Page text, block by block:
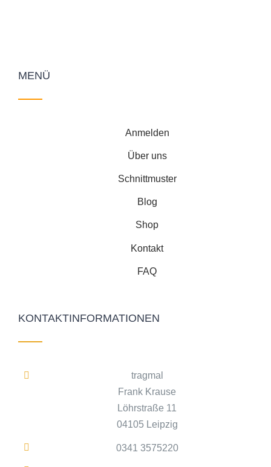
MENÜ
Anmelden
Über uns
Schnittmuster
Blog
Shop
Kontakt
FAQ
KONTAKTINFORMATIONEN
tragmal
Frank Krause
Löhrstraße 11
04105 Leipzig
0341 3575220